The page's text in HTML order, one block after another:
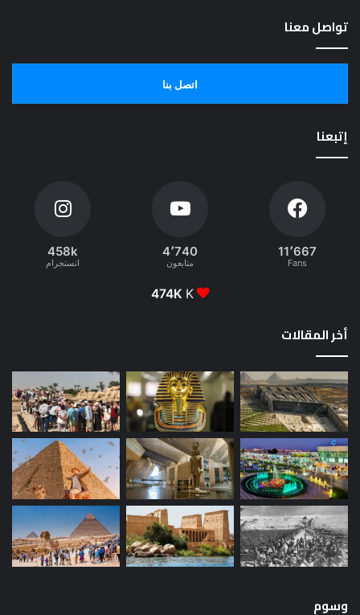
تواصل معنا
اتصل بنا
إتبعنا
11٬667
Fans
4٬740
متابعون
458k
انستجرام
474K K
أخر المقالات
وسوم